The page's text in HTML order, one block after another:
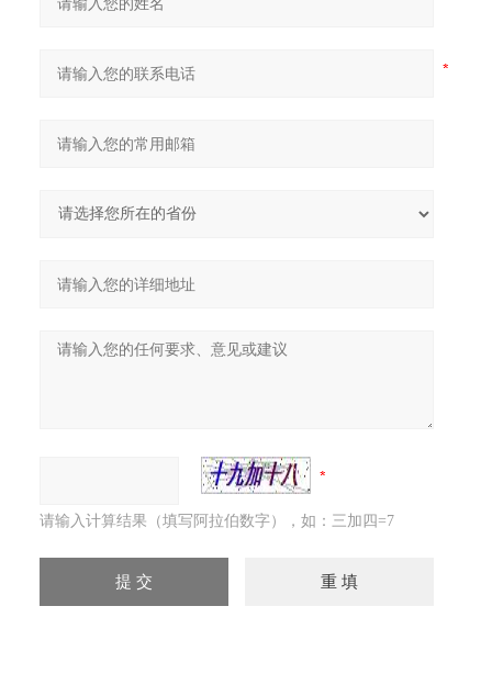
请输入计算结果（填写阿拉伯数字），如：三加四=7